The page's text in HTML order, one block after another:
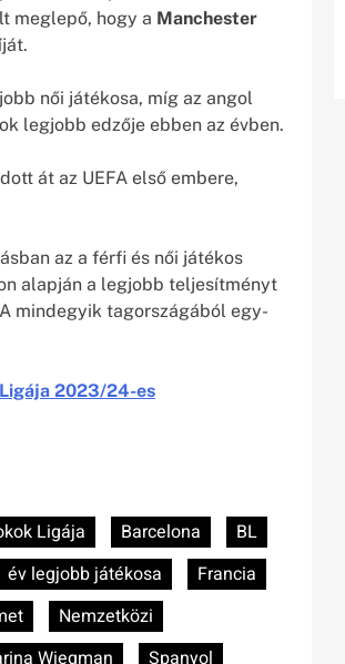
meglepő, hogy a Manchester
női játékosa, míg az angol
legjobb edzője ebben az évben.
át az UEFA első embere,
az a férfi és női játékos
alapján a legjobb teljesítményt
mindegyik tagországából egy-
2023/24-es
Ligája Barcelona
BL
év legjobb játékosa
Francia
Nemzetközi
Wiegman Spanyol